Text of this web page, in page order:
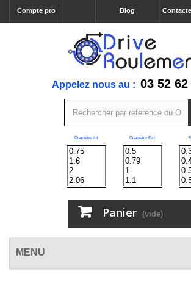
Compte pro Blog
Appelez nous au : 03 52 62
Diamètre Int Diamètre Ext
Panier (vide)
MENU